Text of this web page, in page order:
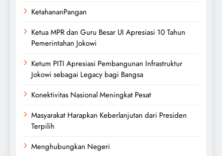
KetahananPangan
Ketua MPR dan Guru Besar UI Apresiasi 10 Tahun
Pemerintahan Jokowi
Ketum PITI Apresiasi Pembangunan Infrastruktur
Jokowi sebagai Legacy bagi Bangsa
Konektivitas Nasional Meningkat Pesat
Masyarakat Harapkan Keberlanjutan dari Presiden
Terpilih
Menghubungkan Negeri